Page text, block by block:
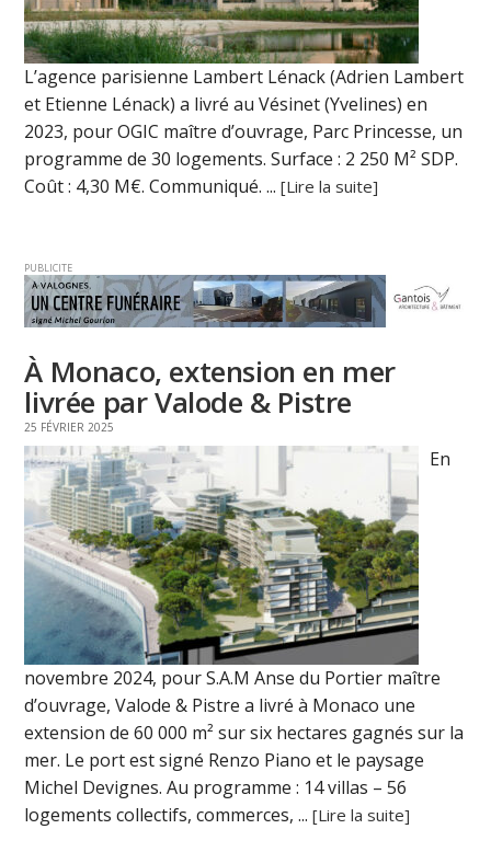
L’agence parisienne Lambert Lénack (Adrien Lambert
et Etienne Lénack) a livré au Vésinet (Yvelines) en
2023, pour OGIC maître d’ouvrage, Parc Princesse, un
programme de 30 logements. Surface : 2 250 M² SDP.
Coût : 4,30 M€. Communiqué. ...[Lire la suite]
PUBLICITE
À Monaco, extension en mer
livrée par Valode & Pistre
25 FÉVRIER 2025
En
novembre 2024, pour S.A.M Anse du Portier maître
d’ouvrage, Valode & Pistre a livré à Monaco une
extension de 60 000 m² sur six hectares gagnés sur la
mer. Le port est signé Renzo Piano et le paysage
Michel Devignes. Au programme : 14 villas – 56
logements collectifs, commerces, ...[Lire la suite]